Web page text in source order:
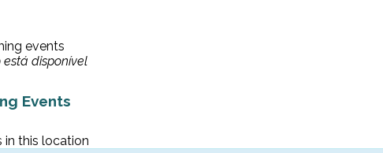
events
disponível
Events
in this location